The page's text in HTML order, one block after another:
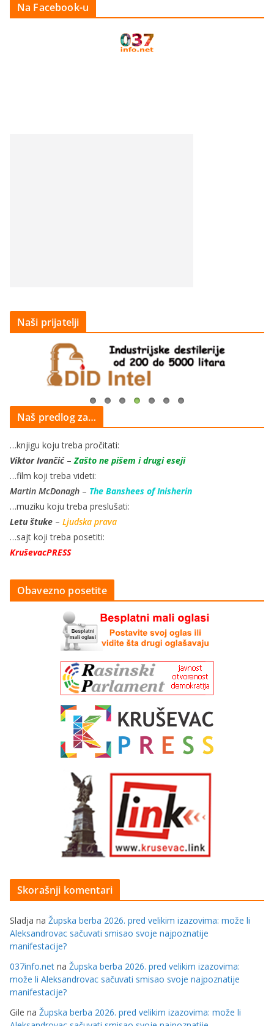
Na Facebook-u
Naši prijatelji
Naš predlog za…
…knjigu koju treba pročitati:
Viktor Ivančić–Zašto ne pišem i drugi eseji
…film koji treba videti:
Martin McDonagh – The Banshees of Inisherin
…muziku koju treba preslušati:
Letu štuke – Ljudska prava
…sajt koji treba posetiti:
KruševacPRESS
Obavezno posetite
Skorašnji komentari
Sladja na Župska berba 2026. pred velikim izazovima: može li
Aleksandrovac sačuvati smisao svoje najpoznatije
manifestacije?
037info.net na Župska berba 2026. pred velikim izazovima:
može li Aleksandrovac sačuvati smisao svoje najpoznatije
manifestacije?
Gile na Župska berba 2026. pred velikim izazovima: može li